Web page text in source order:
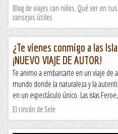
Blog de viajes con niños. Qué ver en
consejos útiles
¿Te vienes conmigo a las
¡NUEVO VIAJE DE AUTOR!
Te animo a embarcarte en un viaje de
mundo donde la naturaleza y la
en un espectáculo único. Las islas
El rincón de Sele